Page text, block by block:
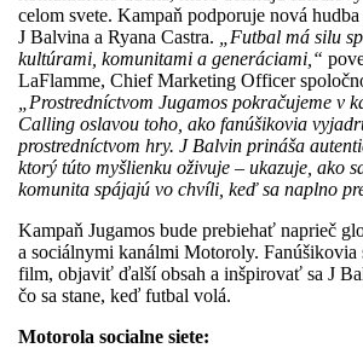
celom svete. Kampaň podporuje nová
J Balvina a Ryana Castra.
„Futbal má silu
kultúrami, komunitami a generáciami,“
LaFlamme, Chief Marketing Officer
„Prostredníctvom Jugamos pokračujeme v
Calling oslavou toho, ako fanúšikovia
prostredníctvom hry. J Balvin prináša
ktorý túto myšlienku oživuje – ukazuje, ako
komunita spájajú vo chvíli, keď sa naplno
Kampaň Jugamos bude prebiehať naprieč
a sociálnymi kanálmi Motoroly.
film, objaviť ďalší obsah a inšpirovať sa J
čo sa stane, keď futbal volá.
Motorola socialne siete: